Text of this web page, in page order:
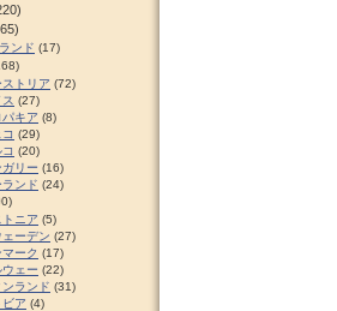
ンド (17)
ストリア (72)
(27)
パキア (8)
(29)
コ (20)
リー (16)
ランド (24)
トニア (5)
ェーデン (27)
ーク (17)
ウェー (22)
ンランド (31)
ビア (4)